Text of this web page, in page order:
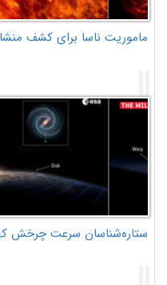
ماموریت ناسا برای کشف
ستاره‌شناسان سرعت چرخش